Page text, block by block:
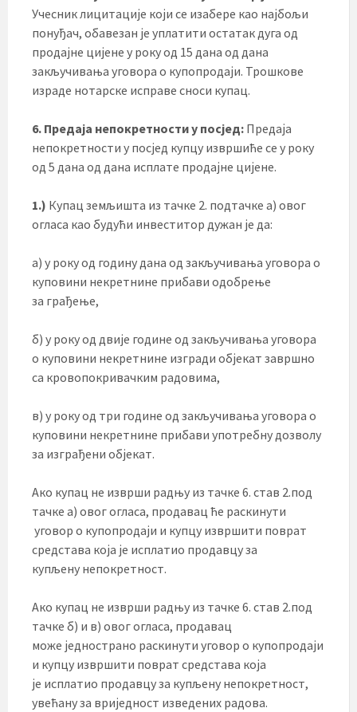
Учесник лицитације који се изабере као најбољи
понуђач, обавезан је уплатити остатак дуга од
продајне цијене у року од 15 дана од дана
закључивања уговора о купопродаји. Трошкове
израде нотарске исправе сноси купац.
6. Предаја непокретности у посјед: Предаја
непокретности у посјед купцу извршиће се у року
од 5 дана од дана исплате продајне цијене.
1.) Купац земљишта из тачке 2. подтачке а) овог
огласа као будући инвеститор дужан је да:
а) у року од годину дана од закључивања уговора о
куповини некретнине прибави одобрење
за грађење,
б) у року од двије године од закључивања уговора
о куповини некретнине изгради објекат завршно
са кровопокривачким радовима,
в) у року од три године од закључивања уговора о
куповини некретнине прибави употребну дозволу
за изграђени објекат.
Ако купац не изврши радњу из тачке 6. став 2.под
тачке а) овог огласа, продавац ће раскинути
уговор о купопродаји и купцу извршити поврат
средстава која је исплатио продавцу за
купљену непокретност.
Ако купац не изврши радњу из тачке 6. став 2.под
тачке б) и в) овог огласа, продавац
може једнострано раскинути уговор о купопродаји
и купцу извршити поврат средстава која
је исплатио продавцу за купљену непокретност,
увећану за вриједност изведених радова.